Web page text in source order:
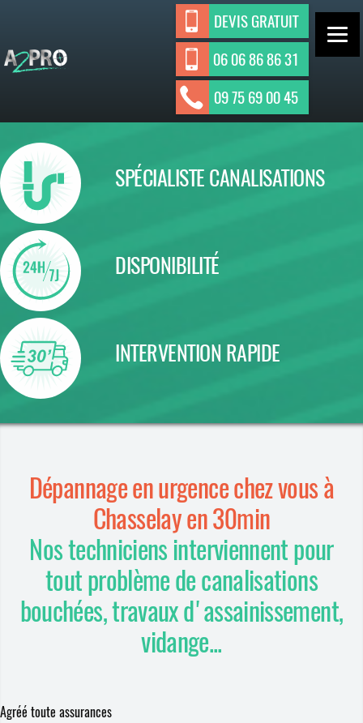
contenu
DEVIS GRATUIT
06 06 86 86 31
09 75 69 00 45
ASSAINISSEMENT INDIVIDUEL ET
COLLECTIF
SPÉCIALISTE CANALISATIONS
DISPONIBILITÉ
INTERVENTION RAPIDE
Dépannage en urgence chez vous à
Chasselay en 30min
Nos techniciens interviennent pour
tout problème de canalisations
bouchées, travaux d'assainissement,
vidange...
Agréé toute assurances